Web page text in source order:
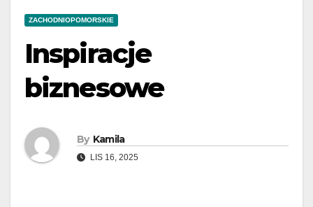
ZACHODNIOPOMORSKIE
Inspiracje
biznesowe
By Kamila
LIS 16, 2025